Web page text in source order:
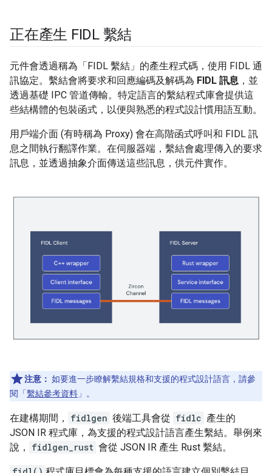
正在產生 FIDL 繫結
元件會透過稱為「FIDL 繫結」 的產生程式碼，使用 FIDL 通
訊協定。繫結會將要求和回應編碼及解碼為 FIDL 訊息 ，並
透過基礎 IPC 管道傳輸。特定語言的繫結程式庫會提供這
些結構體的包裝函式，以便與熟悉的程式設計慣用語互動。
用戶端介面 (有時稱為 Proxy) 會在高階函式呼叫和 FIDL 訊
息之間執行翻譯作業。在伺服器端，繫結會處理傳入的要求
訊息，並透過抽象介面傳送這些訊息，供元件實作。
注意： 如要進一步瞭解繫結規格和支援的程式設計語言，請參
閱「 繫結參考資料 」。
在建構期間， fidlgen 後端工具會從 fidlc 產生的
JSON IR 程式庫，為支援的程式設計語言產生繫結。舉例來
說，
fidlgen_rust 會從 JSON IR 產生 Rust 繫結。